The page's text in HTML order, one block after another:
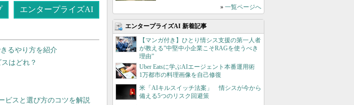
エンタープライズAI
るやり方を紹介
はどれ？
ビスと選び方のコツを解説
» 一覧ページへ
エンタープライズAI 新着記事
【マンガ付き】ひとり情シス支援の第一人者
が教える”中堅中小企業こそRAGを使うべき
理由”
Uber Eatsに学ぶAIエージェント本番運用術
1万都市の料理画像を自己修復
米「AIキルスイッチ法案」 情シスが今から
備える5つのリスク回避策